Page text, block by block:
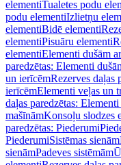
elementiTualetes podu
podu elementiIzlietņu
elementiBidē elementi
elementiPisuāru elementi
elementiElementi dušām
paredzētas: Elementi
un ierīcēmRezerves daļas
ierīcēmElementi veļas un
daļas paredzētas:
mašīnāmKonsoļu slodzes
paredzētas: Piederumi
PiederumiSistēmas sienām
sienāmPadeves sistēmām